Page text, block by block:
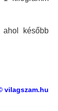
ahol később
vilagszam.hu